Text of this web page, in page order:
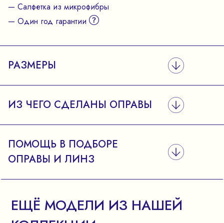
— Салфетка из микрофибры
— Один год гарантии
РАЗМЕРЫ
ИЗ ЧЕГО СДЕЛАНЫ ОПРАВЫ
ПОМОЩЬ В ПОДБОРЕ
ОПРАВЫ И ЛИНЗ
ЕЩЁ МОДЕЛИ ИЗ НАШЕЙ